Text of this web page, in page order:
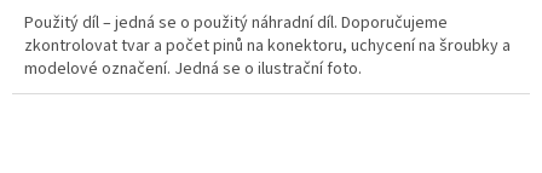
Použitý díl – jedná se o použitý náhradní díl. Doporučujeme
zkontrolovat tvar a počet pinů na konektoru, uchycení na šroubky a
modelové označení. Jedná se o ilustrační foto.